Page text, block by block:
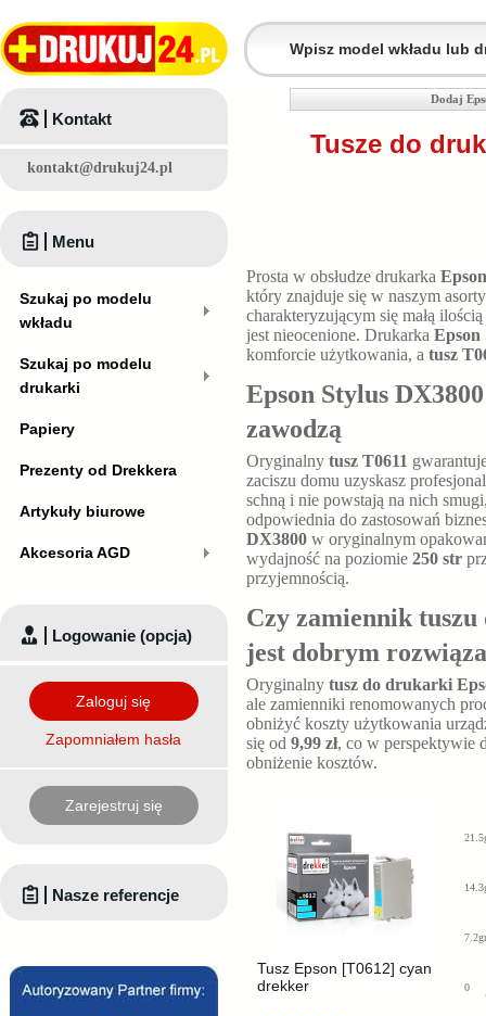
Dodaj
Tusze do
Prosta w obsłudze drukarka
który znajduje się w naszym
charakteryzującym się małą
jest nieocenione. Drukarka Epson
komforcie użytkowania, a tusz
Epson Stylus
zawodzą
Oryginalny tusz T0611
zaciszu domu uzyskasz
schną i nie powstają na nich
odpowiednia do zastosowań
DX3800 w oryginalnym
wydajność na poziomie 250 str
przyjemnością.
Czy zamiennik
jest dobrym
Oryginalny tusz do drukarki
ale zamienniki renomowanych
obniżyć koszty użytkowania
się od 9,99 zł, co w perspektywie
obniżenie kosztów.
Tusz Epson [T0612] cyan
drekker
7.2gr
0
Kontakt
kontakt@drukuj24.pl
Menu
Szukaj po modelu
wkładu
Szukaj po modelu
drukarki
Papiery
Prezenty od Drekkera
Artykuły biurowe
Akcesoria AGD
Logowanie (opcja)
Zaloguj się
Zapomniałem hasła
Zarejestruj się
Nasze referencje